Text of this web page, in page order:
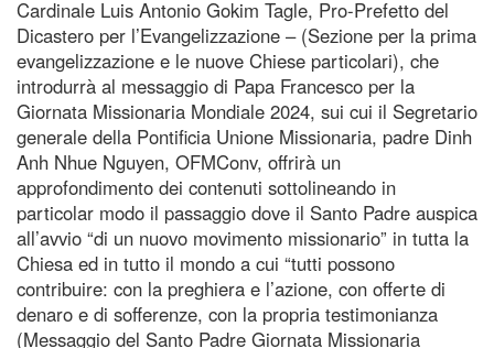
Cardinale Luis Antonio Gokim Tagle, Pro-Prefetto del
Dicastero per l’Evangelizzazione – (Sezione per la prima
evangelizzazione e le nuove Chiese particolari), che
introdurrà al messaggio di Papa Francesco per la
Giornata Missionaria Mondiale 2024, sui cui il Segretario
generale della Pontificia Unione Missionaria, padre Dinh
Anh Nhue Nguyen, OFMConv, offrirà un
approfondimento dei contenuti sottolineando in
particolar modo il passaggio dove il Santo Padre auspica
all’avvio “di un nuovo movimento missionario” in tutta la
Chiesa ed in tutto il mondo a cui “tutti possono
contribuire: con la preghiera e l’azione, con offerte di
denaro e di sofferenze, con la propria testimonianza
(Messaggio del Santo Padre Giornata Missionaria